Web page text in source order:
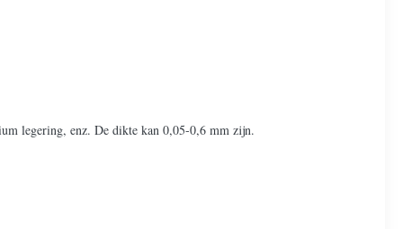
legering, enz. De dikte kan 0,05-0,6 mm zijn.